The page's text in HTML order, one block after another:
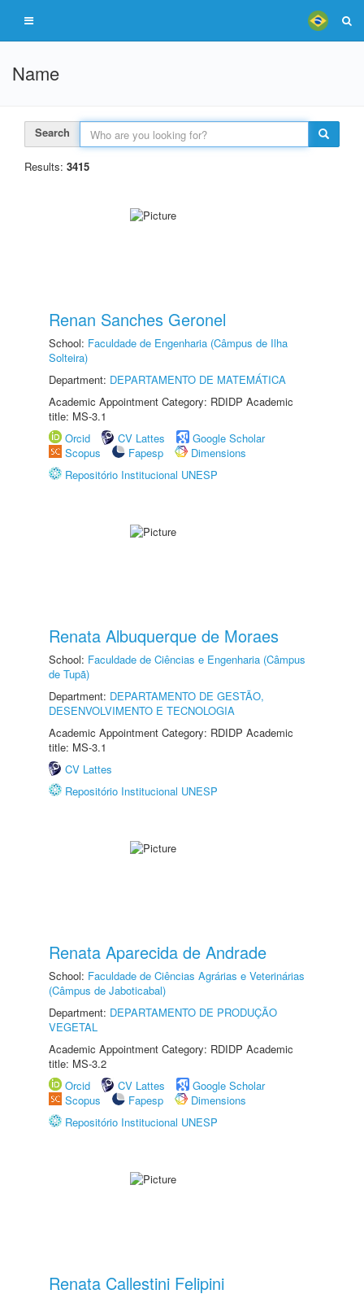
Name
Search
Results: 3415
Renan Sanches Geronel
School: Faculdade de Engenharia (Câmpus de Ilha
Solteira)
Department: DEPARTAMENTO DE MATEMÁTICA
Academic Appointment Category: RDIDP Academic
title: MS-3.1
Orcid
CV Lattes
Google Scholar
Scopus
Fapesp
Dimensions
Repositório Institucional UNESP
Renata Albuquerque de Moraes
School: Faculdade de Ciências e Engenharia (Câmpus
de Tupã)
Department: DEPARTAMENTO DE GESTÃO,
DESENVOLVIMENTO E TECNOLOGIA
Academic Appointment Category: RDIDP Academic
title: MS-3.1
CV Lattes
Repositório Institucional UNESP
Renata Aparecida de Andrade
School: Faculdade de Ciências Agrárias e Veterinárias
(Câmpus de Jaboticabal)
Department: DEPARTAMENTO DE PRODUÇÃO
VEGETAL
Academic Appointment Category: RDIDP Academic
title: MS-3.2
Orcid
CV Lattes
Google Scholar
Scopus
Fapesp
Dimensions
Repositório Institucional UNESP
Renata Callestini Felipini